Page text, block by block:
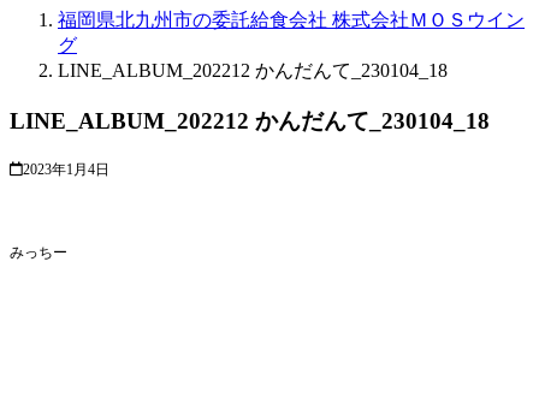
福岡県北九州市の委託給食会社 株式会社ＭＯＳウイン
グ
LINE_ALBUM_202212 かんだんて_230104_18
LINE_ALBUM_202212 かんだんて_230104_18
2023年1月4日
みっちー